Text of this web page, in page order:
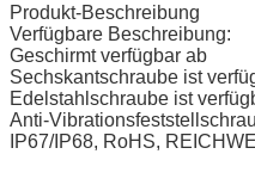
Produkt-Beschreibung
Verfügbare Beschreibung:
Geschirmt verfügbar ab
Sechskantschraube ist
Edelstahlschraube ist
Anti-
IP67/IP68, RoHS,